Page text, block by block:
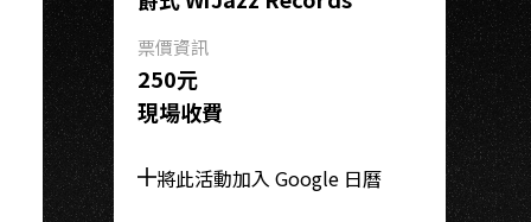
票價資訊
250元
現場收費
將此活動加入 Google 日曆